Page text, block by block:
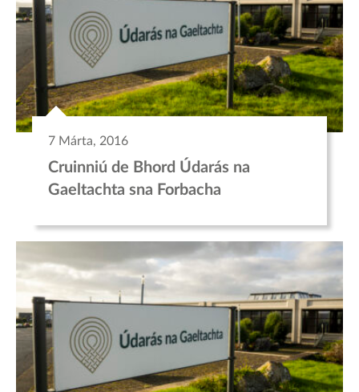
7 Márta, 2016
Cruinniú de Bhord Údarás na
Gaeltachta sna Forbacha